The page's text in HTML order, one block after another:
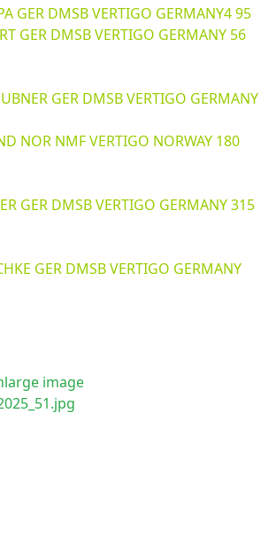
GER DMSB VERTIGO GERMANY4 95
GER DMSB VERTIGO GERMANY 56
GER DMSB VERTIGO GERMANY
NOR NMF VERTIGO NORWAY 180
GER DMSB VERTIGO GERMANY 315
GER DMSB VERTIGO GERMANY